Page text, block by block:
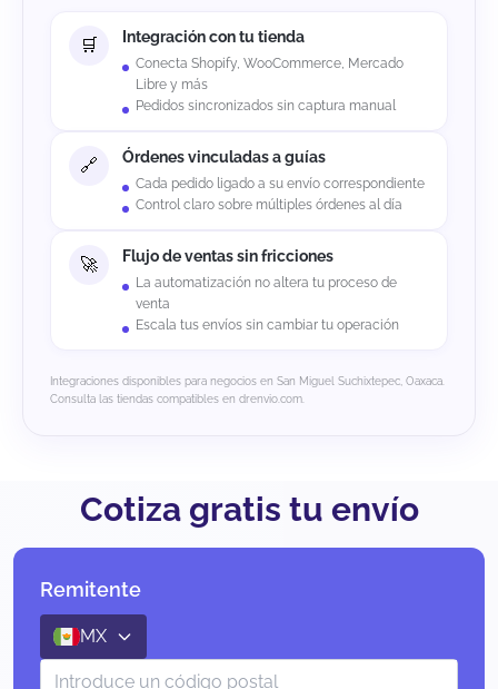
Integración con tu tienda
Conecta Shopify, WooCommerce, Mercado
Libre y más
Pedidos sincronizados sin captura manual
Órdenes vinculadas a guías
Cada pedido ligado a su envío correspondiente
Control claro sobre múltiples órdenes al día
Flujo de ventas sin fricciones
La automatización no altera tu proceso de
venta
Escala tus envíos sin cambiar tu operación
Integraciones disponibles para negocios en San Miguel Suchixtepec, Oaxaca.
Consulta las tiendas compatibles en drenvio.com.
Cotiza gratis tu envío
Remitente
MX